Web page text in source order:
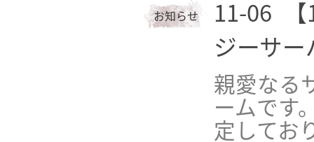
お知らせ 11-06
ジーサー
親愛なる
ームです
定してお